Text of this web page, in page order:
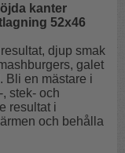
kanter
52x46
djup smak
galet
Bli en mästare i
stek- och
resultat i
och behålla